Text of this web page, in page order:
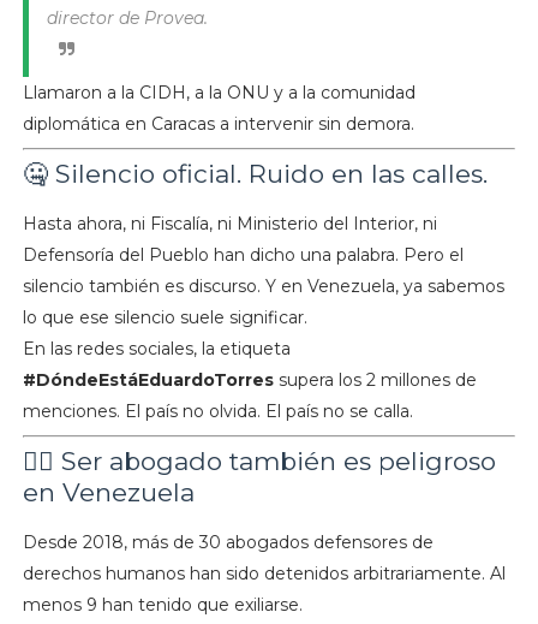
director de Provea.
Llamaron a la CIDH, a la ONU y a la comunidad
diplomática en Caracas a intervenir sin demora.
🤐 Silencio oficial. Ruido en las calles.
Hasta ahora, ni Fiscalía, ni Ministerio del Interior, ni
Defensoría del Pueblo han dicho una palabra. Pero el
silencio también es discurso. Y en Venezuela, ya sabemos
lo que ese silencio suele significar.
En las redes sociales, la etiqueta
#DóndeEstáEduardoTorressupera los 2 millones de
menciones. El país no olvida. El país no se calla.
👨‍⚖️ Ser abogado también es peligroso
en Venezuela
Desde 2018, más de 30 abogados defensores de
derechos humanos han sido detenidos arbitrariamente. Al
menos 9 han tenido que exiliarse.